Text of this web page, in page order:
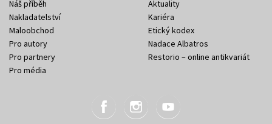
Náš příběh
Nakladatelství
Maloobchod
Pro autory
Pro partnery
Pro média
Aktuality
Kariéra
Etický kodex
Nadace Albatros
Restorio – online antikvariát